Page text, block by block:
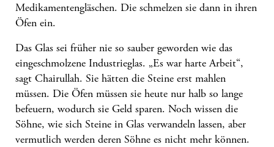
Medikamentengläschen. Die schmelzen sie dann in ihren
Öfen ein.
Das Glas sei früher nie so sauber geworden wie das
eingeschmolzene Industrieglas. „Es war harte Arbeit“,
sagt Chairullah. Sie hätten die Steine erst mahlen
müssen. Die Öfen müssen sie heute nur halb so lange
befeuern, wodurch sie Geld sparen. Noch wissen die
Söhne, wie sich Steine in Glas verwandeln lassen, aber
vermutlich werden deren Söhne es nicht mehr können.